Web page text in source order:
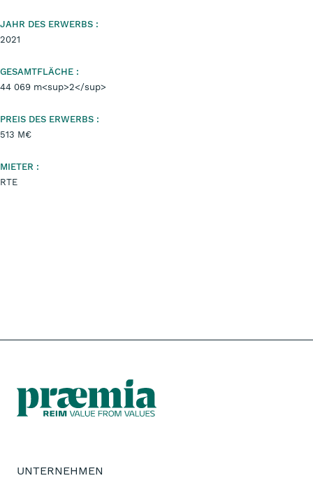
JAHR DES ERWERBS :
2021
GESAMTFLÄCHE :
44 069 m<sup>2</sup>
PREIS DES ERWERBS :
513 M€
MIETER :
RTE
UNTERNEHMEN